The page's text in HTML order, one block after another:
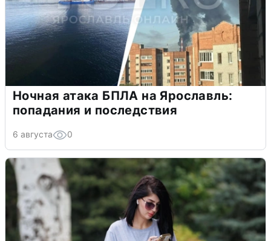
Ночная атака БПЛА на Ярославль:
попадания и последствия
6 августа 0